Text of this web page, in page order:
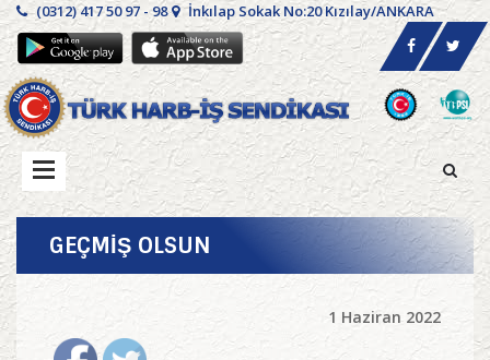
(0312) 417 50 97 - 98 İnkılap Sokak No:20 Kızılay/ANKARA
GEÇMİŞ OLSUN
1 Haziran 2022